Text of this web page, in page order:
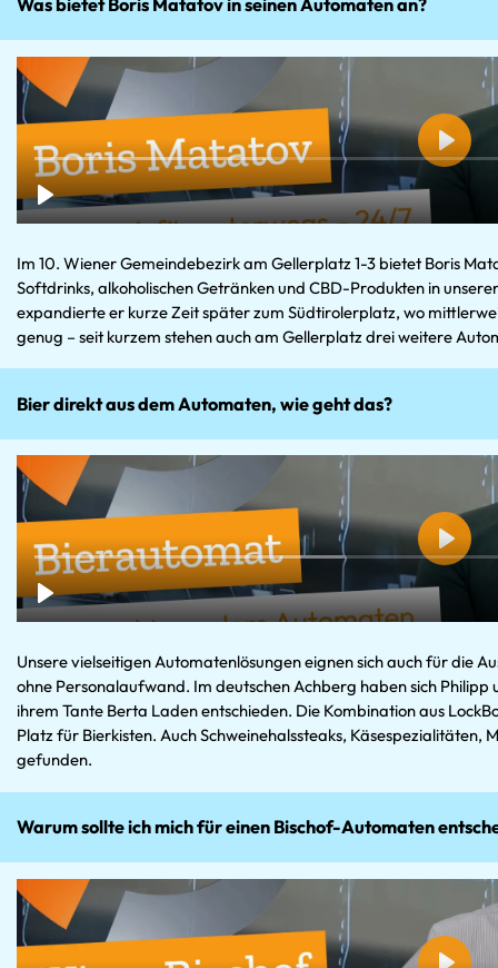
Im 10. Wiener Gemeindebezirk am Gellerplatz 1-3 bietet Boris
Softdrinks, alkoholischen Getränken und CBD-Produkten in
expandierte er kurze Zeit später zum Südtirolerplatz, wo
genug – seit kurzem stehen auch am Gellerplatz drei weitere
Bier direkt aus dem Automaten, wie geht das?
Unsere vielseitigen Automatenlösungen eignen sich auch für die
ohne Personalaufwand. Im deutschen Achberg haben sich
ihrem Tante Berta Laden entschieden. Die Kombination aus
Platz für Bierkisten. Auch Schweinehalssteaks, Käsespezialitäten,
gefunden.
Warum sollte ich mich für einen Bischof-Automaten